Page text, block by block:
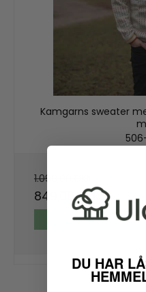
Kamgarns sweater
1.099,00 DKK
849,00 DKK
VIS
DU HAR